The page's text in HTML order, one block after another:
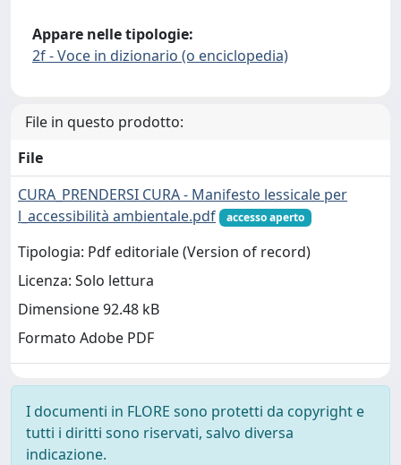
Appare nelle tipologie:
2f - Voce in dizionario (o enciclopedia)
File in questo prodotto:
File
CURA_PRENDERSI CURA - Manifesto lessicale per
l_accessibilità ambientale.pdf
accesso aperto
Tipologia: Pdf editoriale (Version of record)
Licenza: Solo lettura
Dimensione 92.48 kB
Formato Adobe PDF
I documenti in FLORE sono protetti da copyright e
tutti i diritti sono riservati, salvo diversa
indicazione.